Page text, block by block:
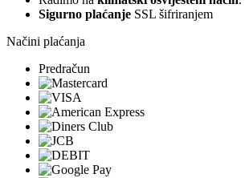
Sigurno plaćanje SSL šifriranjem
Načini plaćanja
Predračun